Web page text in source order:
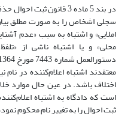
در بند 5 ماده 3 قانون
سجلی اشخاص را به صورت مطلق
املایی» و اشتباه به سبب «عدم
محلی» و یا اشتباه ناشی از
معتقدند اشتباه اعلام‌کننده در
اختلاف باشد. در عین حال موارد
است که دادگاه به اشتباه
ثبت احوال را به تغییر نام محکوم نموده